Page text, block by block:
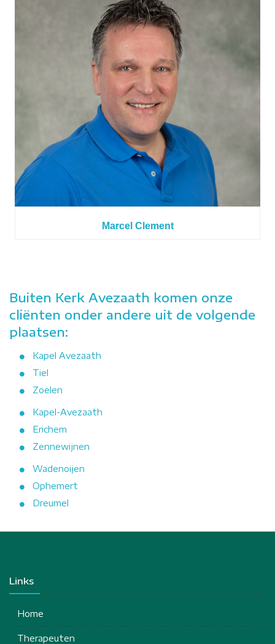
Marcel Clement
Buiten Kerk Avezaath komen onze
cliënten onder andere uit de volgende
plaatsen:
Kapel Avezaath
Tiel
Zoelen
Kapel-Avezaath
Erichem
Zennewijnen
Wadenoijen
Ophemert
Dreumel
Links
Home
Therapeuten